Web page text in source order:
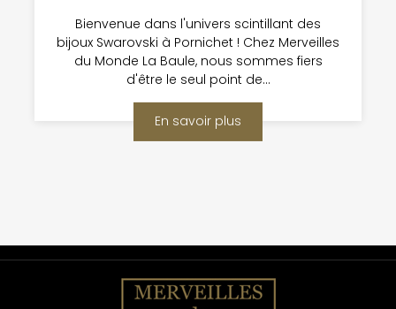
Bienvenue dans l'univers scintillant des
bijoux Swarovski à Pornichet ! Chez Merveilles
du Monde La Baule, nous sommes fiers
d'être le seul point de...
En savoir plus